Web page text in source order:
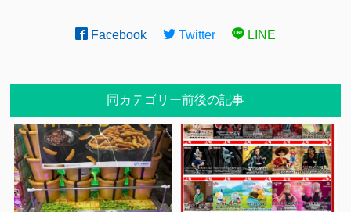
Facebook Twitter LINE
同カテゴリー前後の記事